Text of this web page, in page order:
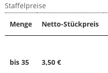
Staffelpreise
Menge
Netto-Stückpreis
bis 35 3,50 €